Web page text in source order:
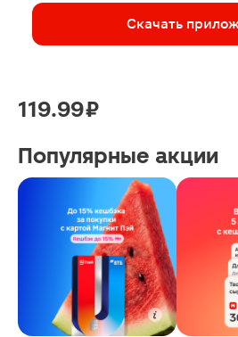
Скачать
119.99 ₽
Популярные акции